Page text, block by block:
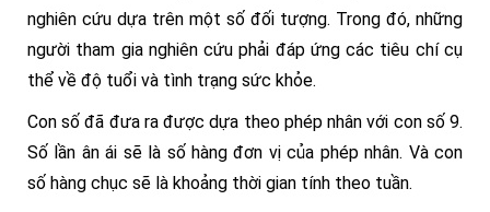
nghiên cứu dựa trên một số đối tượng. Trong đó, những
người tham gia nghiên cứu phải đáp ứng các tiêu chí cụ
thể về độ tuổi và tình trạng sức khỏe.
Con số đã đưa ra được dựa theo phép nhân với con số 9.
Số lần ân ái sẽ là số hàng đơn vị của phép nhân. Và con
số hàng chục sẽ là khoảng thời gian tính theo tuần.